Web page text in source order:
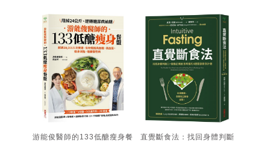
游能俊醫師的133低醣瘦身餐
直覺斷食法：找回身體判斷